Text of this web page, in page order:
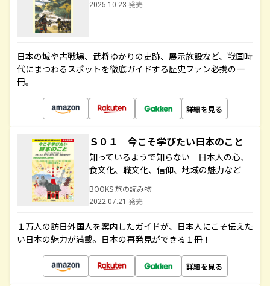
2025.10.23 発売
日本の城や古戦場、武将ゆかりの史跡、展示施設など、戦国時
代にまつわるスポットを徹底ガイドする歴史ファン必携の一
冊。
詳細を見る
Ｓ０１ 今こそ学びたい日本のこと
知っているようで知らない 日本人の心、
食文化、職文化、信仰、地域の魅力など
BOOKS 旅の読み物
2022.07.21 発売
１万人の訪日外国人を案内したガイドが、日本人にこそ伝えた
い日本の魅力が満載。日本の再発見ができる１冊！
詳細を見る